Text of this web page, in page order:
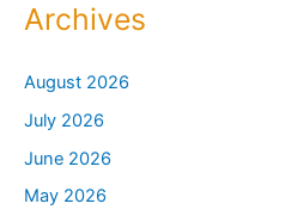
Archives
August 2026
July 2026
June 2026
May 2026